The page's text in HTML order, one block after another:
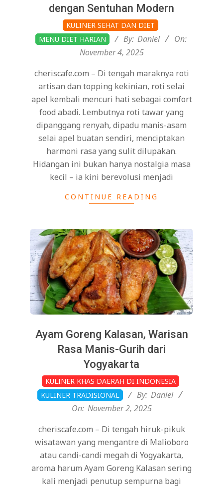
dengan Sentuhan Modern
11-
04
KULINER SEHAT DAN DIET
MENU DIET HARIAN
By: Daniel
On:
November 4, 2025
cheriscafe.com – Di tengah maraknya roti
artisan dan topping kekinian, roti selai
apel kembali mencuri hati sebagai comfort
food abadi. Lembutnya roti tawar yang
dipanggang renyah, dipadu manis-asam
selai apel buatan sendiri, menciptakan
harmoni rasa yang sulit dilupakan.
Hidangan ini bukan hanya nostalgia masa
kecil – ia kini berevolusi menjadi
CONTINUE READING
Ayam Goreng Kalasan, Warisan
Rasa Manis-Gurih dari
Yogyakarta
2025-
11-
02
KULINER KHAS DAERAH DI INDONESIA
KULINER TRADISIONAL
By: Daniel
On: November 2, 2025
cheriscafe.com – Di tengah hiruk-pikuk
wisatawan yang mengantre di Malioboro
atau candi-candi megah di Yogyakarta,
aroma harum Ayam Goreng Kalasan sering
kali menjadi penutup sempurna bagi